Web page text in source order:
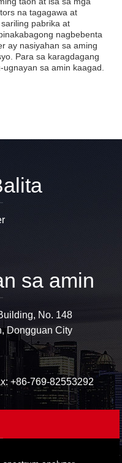
na tagagawa at
pabrika at
nagbebenta
ay nasiyahan sa aming
Para sa karagdagang
sa amin kaagad.
sa amin
No. 148
Dongguan City
+86-769-82553292